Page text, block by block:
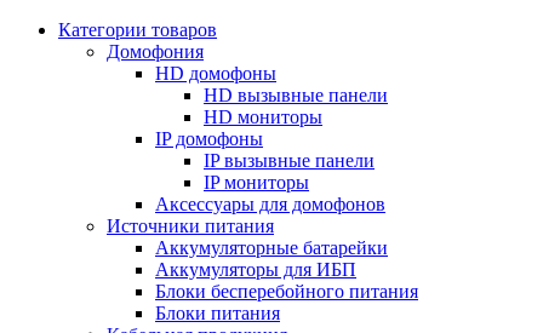
Категории товаров
Домофония
HD домофоны
HD вызывные панели
HD мониторы
IP домофоны
IP вызывные панели
IP мониторы
Аксессуары для домофонов
Источники питания
Аккумуляторные батарейки
Аккумуляторы для ИБП
Блоки бесперебойного питания
Блоки питания